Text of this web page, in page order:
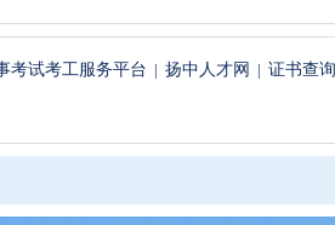
考试考工服务平台 | 扬中人才网 | 证书查询